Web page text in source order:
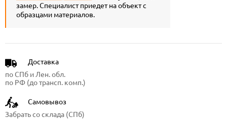
замер. Специалист приедет на объект с
образцами материалов.
Доставка
по СПб и Лен. обл.
по РФ (до трансп. комп.)
Самовывоз
Забрать со склада (СПб)